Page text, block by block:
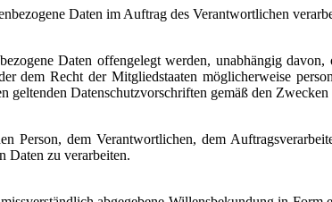
Daten im Auftrag des Verantwortlichen
Daten offengelegt werden, unabhängig
dem Recht der Mitgliedstaaten möglicherweise
Datenschutzvorschriften gemäß den Zwecken
Person, dem Verantwortlichen, dem
Daten zu verarbeiten.